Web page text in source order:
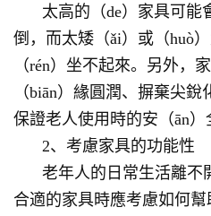
太高的（de）家具可能
倒，而太矮（ǎi）或（huò
（rén）坐不起來。另外，
（biān）緣圓潤、摒棄尖銳
保證老人使用時的安（ān）
2、考慮家具的功能性
老年人的日常生活離不
合適的家具時應考慮如何幫